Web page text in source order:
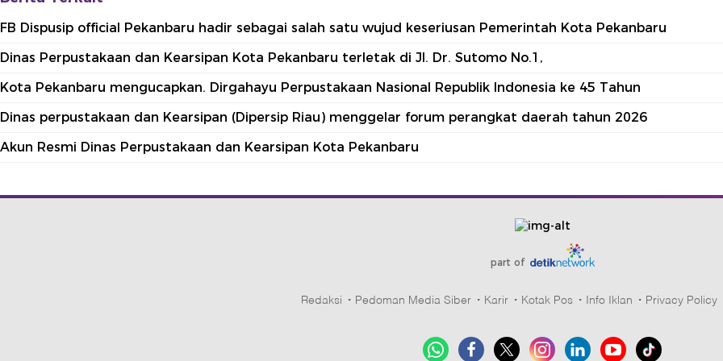
FB Dispusip official Pekanbaru hadir sebagai salah satu wujud keseriusan Pemerintah Kota Pekanbaru
Dinas Perpustakaan dan Kearsipan Kota Pekanbaru terletak di Jl. Dr. Sutomo No.1,
Kota Pekanbaru mengucapkan. Dirgahayu Perpustakaan Nasional Republik Indonesia ke 45 Tahun
Dinas perpustakaan dan Kearsipan (Dipersip Riau) menggelar forum perangkat daerah tahun 2026
Akun Resmi Dinas Perpustakaan dan Kearsipan Kota Pekanbaru
part of
Redaksi Pedoman Media Siber Karir Kotak Pos Info Iklan Privacy Policy